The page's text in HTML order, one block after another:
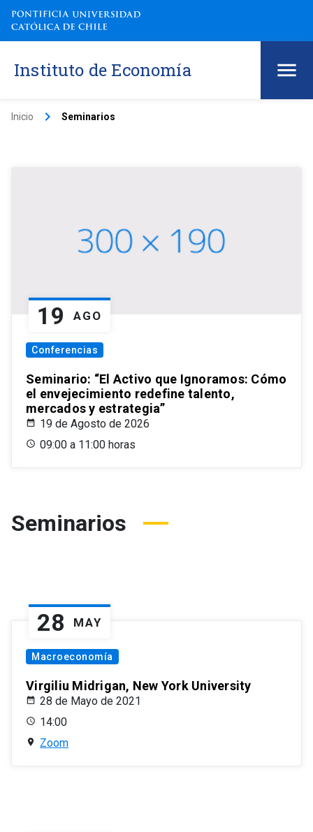
Instituto de Economía
Inicio keyboard_arrow_right Seminarios
19 AGO
Conferencias
Seminario: “El Activo que Ignoramos: Cómo
el envejecimiento redefine talento,
mercados y estrategia”
19 de Agosto de 2026
09:00 a 11:00 horas
Seminarios
28 MAY
Macroeconomía
Virgiliu Midrigan, New York University
28 de Mayo de 2021
14:00
Zoom